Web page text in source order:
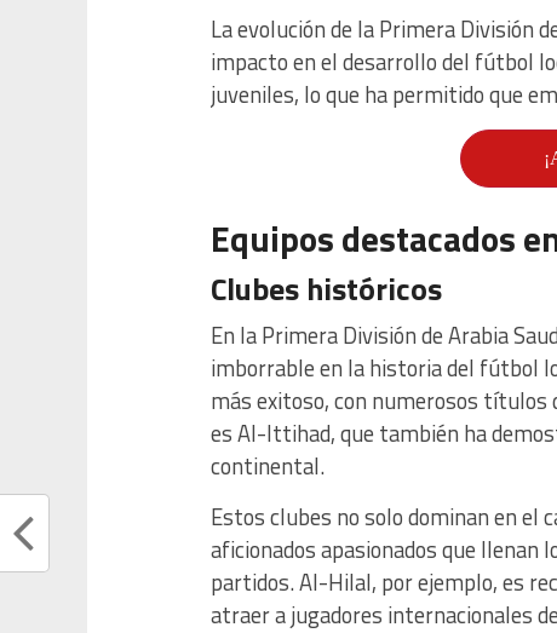
La evolución de la Primera División
impacto en el desarrollo del fútbol
juveniles, lo que ha permitido que
Equipos destacados
Clubes históricos
En la Primera División de Arabia
imborrable en la historia del fútbol
más exitoso, con numerosos
es Al-Ittihad, que también ha
continental.
Estos clubes no solo dominan en el
aficionados apasionados que llenan
partidos. Al-Hilal, por ejemplo, es
atraer a jugadores internacionales